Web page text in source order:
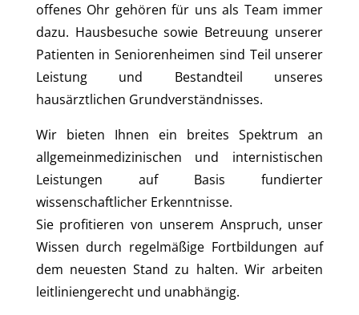
offenes Ohr gehören für uns als Team immer
dazu. Hausbesuche sowie Betreuung unserer
Patienten in Seniorenheimen sind Teil unserer
Leistung und Bestandteil unseres
hausärztlichen Grundverständnisses.
Wir bieten Ihnen ein breites Spektrum an
allgemeinmedizinischen und internistischen
Leistungen auf Basis fundierter
wissenschaftlicher Erkenntnisse.
Sie profitieren von unserem Anspruch, unser
Wissen durch regelmäßige Fortbildungen auf
dem neuesten Stand zu halten. Wir arbeiten
leitliniengerecht und unabhängig.